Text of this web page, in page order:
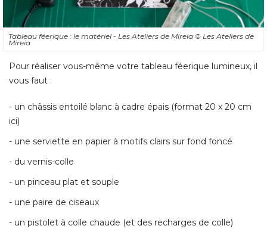
Pour réaliser vous-même votre tableau féerique lumineux, il
vous faut :
ici)
- une serviette en papier à motifs clairs sur fond foncé
- du vernis-colle
- un pinceau plat et souple
- une paire de ciseaux
- un pistolet à colle chaude (et des recharges de colle)
Le fond - Des tableaux lumineux